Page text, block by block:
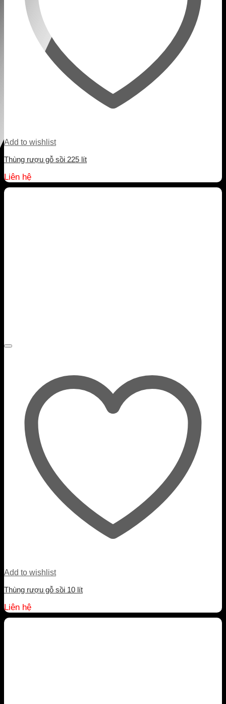
Add to wishlist
Thùng rượu gỗ sồi 225 lít
Liên hệ
Add to wishlist
Thùng rượu gỗ sồi 10 lít
Liên hệ